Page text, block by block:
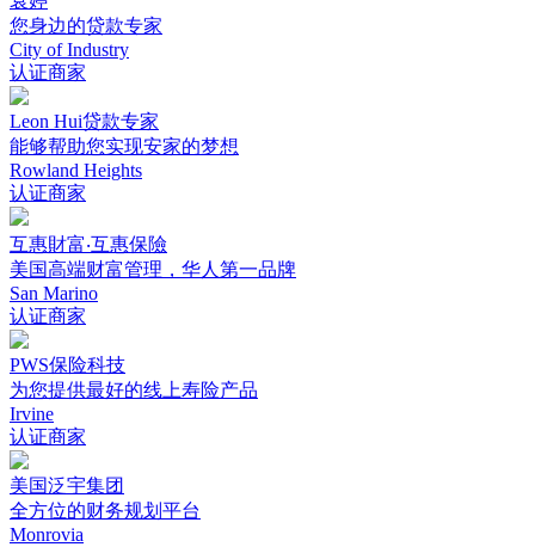
您身边的贷款专家
City of Industry
认证商家
Leon Hui贷款专家
能够帮助您实现安家的梦想
Rowland Heights
认证商家
互惠財富‧互惠保險
美国高端财富管理，华人第一品牌
San Marino
认证商家
PWS保险科技
为您提供最好的线上寿险产品
Irvine
认证商家
美国泛宇集团
全方位的财务规划平台
Monrovia